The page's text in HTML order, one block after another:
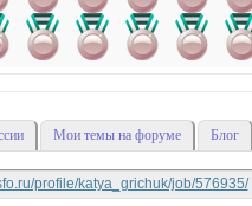
Мои темы на форуме Блог
profile/katya_grichuk/job/576935/